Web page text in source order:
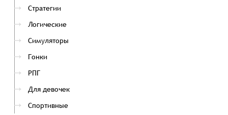
Стратегии
Логические
Симуляторы
Гонки
РПГ
Для девочек
Спортивные